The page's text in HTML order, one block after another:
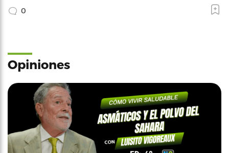
0
Opiniones